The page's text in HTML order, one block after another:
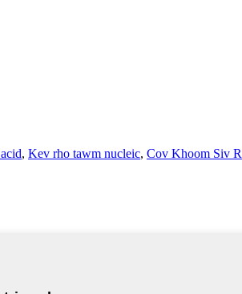
, Kev rho tawm nucleic, Cov Khoom Siv